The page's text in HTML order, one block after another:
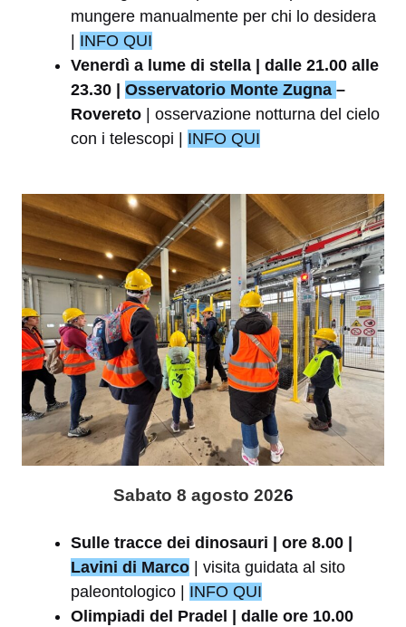
mungere manualmente per chi lo desidera
| INFO QUI
Venerdì a lume di stella | dalle 21.00 alle
23.30 | Osservatorio Monte Zugna –
Rovereto | osservazione notturna del cielo
con i telescopi | INFO QUI
Sabato 8 agosto 2026
Sulle tracce dei dinosauri | ore 8.00 |
Lavini di Marco | visita guidata al sito
paleontologico | INFO QUI
Olimpiadi del Pradel | dalle ore 10.00